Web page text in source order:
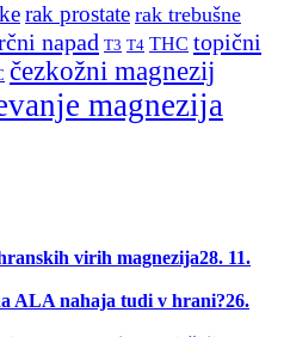
rak prostate rak trebušne
napad T3 T4 THC topični
čezkožni magnezij
magnezija
virih magnezija28. 11.
ALA nahaja tudi v hrani?26.